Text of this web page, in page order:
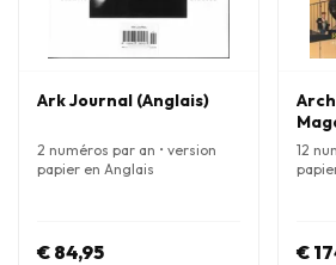
Ark Journal (Anglais)
2 numéros par an • version
papier en Anglais
€ 84,95
12
€